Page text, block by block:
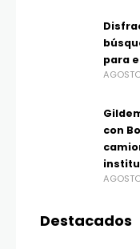
para
con
Destacados